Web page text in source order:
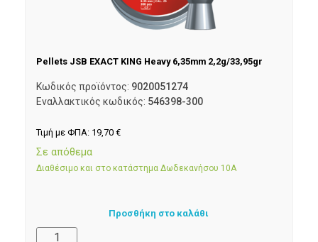
Pellets JSB EXACT KING Heavy 6,35mm 2,2g/33,95gr
Κωδικός προϊόντος: 9020051274
Εναλλακτικός κωδικός: 546398-300
Τιμή με ΦΠΑ: 19,70 €
Σε απόθεμα
Διαθέσιμο και στο κατάστημα Δωδεκανήσου 10Α
Προσθήκη στο καλάθι